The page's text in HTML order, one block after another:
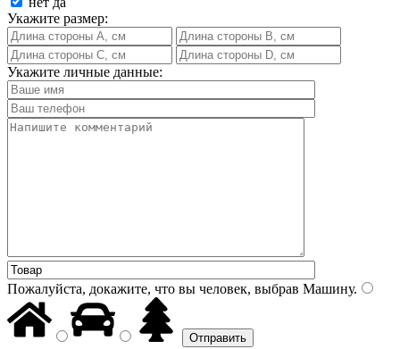
Укажите размер:
Укажите личные данные:
Пожалуйста, докажите, что вы человек, выбрав Машину.